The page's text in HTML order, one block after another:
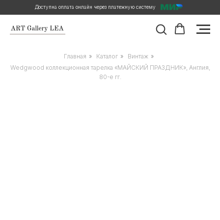
Доступна оплата онлайн через платежную систему
Главная » Каталог » Винтаж »
Wedgwood коллекционная тарелка «МАЙСКИЙ ПРАЗДНИК», Англия,
80-е гг.